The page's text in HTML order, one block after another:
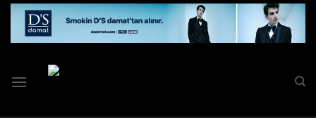
Skip
content